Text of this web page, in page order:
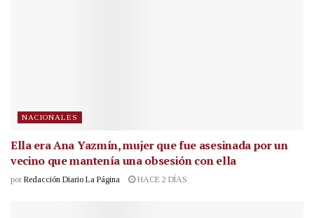
NACIONALES
Ella era Ana Yazmín, mujer que fue asesinada por un
vecino que mantenía una obsesión con ella
por Redacción Diario La Página HACE 2 DÍAS